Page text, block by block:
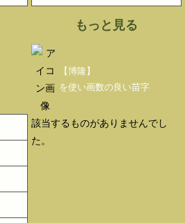
もっと見る
【博隆】
を使い画数の良い苗字
該当するものがありませんでし
た。